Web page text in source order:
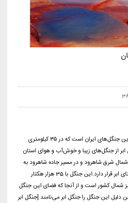
جنگل ابر یکى از دست ‌نخورده‌ترین جنگل‌هاى ایران است که در ۳۵ کیلومترى
از جنگل‌های زیبا و خوش‌آب و هوای استان
50 کیلومتری شمال شرق شاهرود و در مسیر جاده شاهرود به
آزادشهر استان گلستان و در روستای ابر قرار دارد.این جنگل با 35 هزار هکتار
شمال کشور است و از آنجا که فضای این جنگل
دلیل این جنگل را جنگل ابر می‌نامند [جنگل ابر